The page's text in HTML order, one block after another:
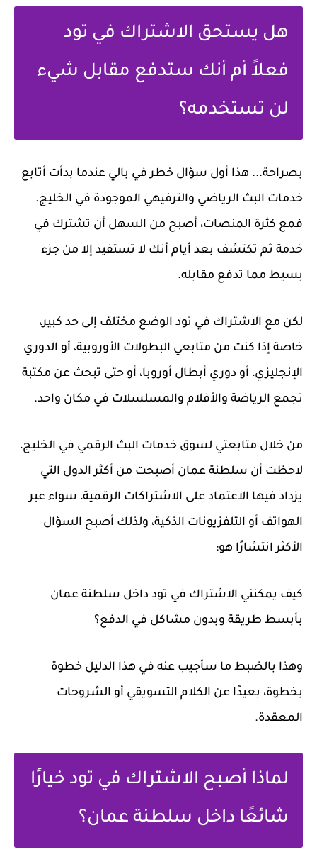
هل يستحق الاشتراك في تود
فعلاً أم أنك ستدفع مقابل شيء
لن تستخدمه؟
بصراحة... هذا أول سؤال خطر في بالي عندما بدأت أتابع
خدمات البث الرياضي والترفيهي الموجودة في الخليج.
فمع كثرة المنصات، أصبح من السهل أن تشترك في
خدمة ثم تكتشف بعد أيام أنك لا تستفيد إلا من جزء
بسيط مما تدفع مقابله.
لكن مع الاشتراك في تود الوضع مختلف إلى حد كبير،
خاصة إذا كنت من متابعي البطولات الأوروبية، أو الدوري
الإنجليزي، أو دوري أبطال أوروبا، أو حتى تبحث عن مكتبة
تجمع الرياضة والأفلام والمسلسلات في مكان واحد.
من خلال متابعتي لسوق خدمات البث الرقمي في الخليج،
لاحظت أن سلطنة عمان أصبحت من أكثر الدول التي
يزداد فيها الاعتماد على الاشتراكات الرقمية، سواء عبر
الهواتف أو التلفزيونات الذكية، ولذلك أصبح السؤال
الأكثر انتشارًا هو:
كيف يمكنني الاشتراك في تود داخل سلطنة عمان
بأبسط طريقة وبدون مشاكل في الدفع؟
وهذا بالضبط ما سأجيب عنه في هذا الدليل خطوة
بخطوة، بعيدًا عن الكلام التسويقي أو الشروحات
المعقدة.
لماذا أصبح الاشتراك في تود خيارًا
شائعًا داخل سلطنة عمان؟